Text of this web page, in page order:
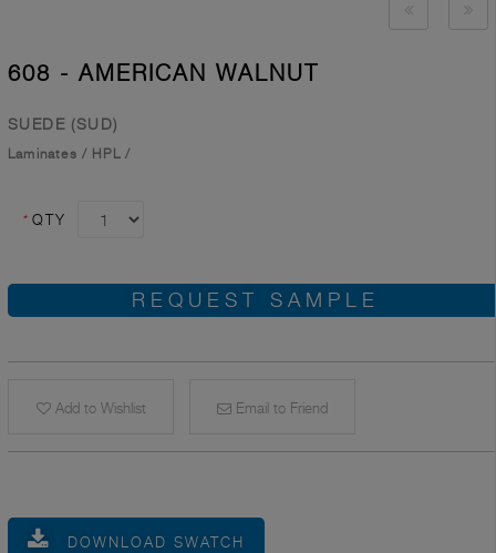
608 - AMERICAN WALNUT
SUEDE (SUD)
Laminates / HPL /
* QTY
REQUEST SAMPLE
Add to Wishlist Email to Friend
DOWNLOAD SWATCH